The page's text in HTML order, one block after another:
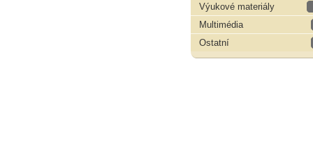
Výukové materiály
Multimédia
Ostatní